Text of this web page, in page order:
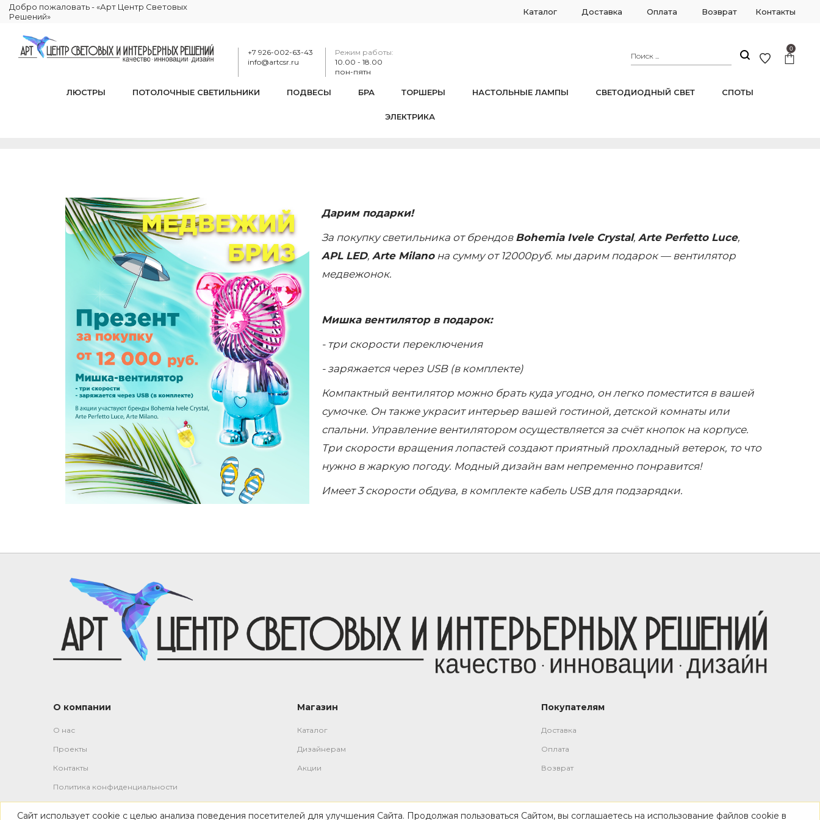
Добро пожаловать - «Арт Центр Световых
Решений»
Каталог Доставка Оплата Возврат Контакты
+7 926-002-63-43
info@artcsr.ru
Режим работы:
10.00 - 18.00
пон-пятн
0
ЛЮСТРЫ ПОТОЛОЧНЫЕ СВЕТИЛЬНИКИ ПОДВЕСЫ БРА ТОРШЕРЫ НАСТОЛЬНЫЕ ЛАМПЫ СВЕТОДИОДНЫЙ СВЕТ СПОТЫ
ЭЛЕКТРИКА
Дарим подарки!
За покупку светильника от брендов Bohemia Ivele Crystal, Arte Perfetto Luce,
APL LED, Arte Milanoна сумму от 12000руб. мы дарим подарок — вентилятор
медвежонок.
Мишка вентилятор в подарок:
- три скорости переключения
- заряжается через USB (в комплекте)
Компактный вентилятор можно брать куда угодно, он легко поместится в вашей
сумочке. Он также украсит интерьер вашей гостиной, детской комнаты или
спальни. Управление вентилятором осуществляется за счёт кнопок на корпусе.
Три скорости вращения лопастей создают приятный прохладный ветерок, то что
нужно в жаркую погоду. Модный дизайн вам непременно понравится!
Имеет 3 скорости обдува, в комплекте кабель USB для подзарядки.
О компании
О нас
Проекты
Контакты
Политика конфиденциальности
Магазин
Каталог
Дизайнерам
Акции
Покупателям
Доставка
Оплата
Возврат
Сайт использует cookie с целью анализа поведения посетителей для улучшения Сайта. Продолжая пользоваться Сайтом, вы соглашаетесь на использование файлов cookie в